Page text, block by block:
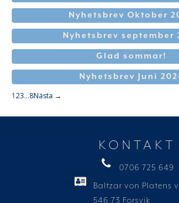
Nyhetsbrev Oktober
Nyhetsbrev september
Glad sommar!
Nyhetsbrev Juni
123…8Nästa →
KONTAKT
0706 725 649
Baltzar von Platens
546 73 Forsvik